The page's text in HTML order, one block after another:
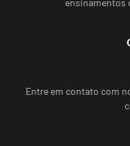
ensinamentos
Entre em contato com